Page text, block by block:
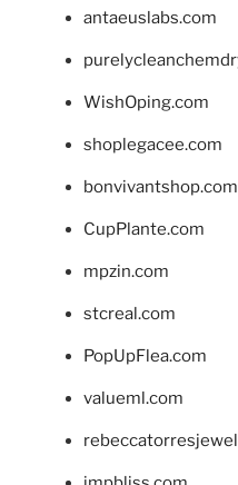
antaeuslabs.com
WishOping.com
shoplegacee.com
bonvivantshop.com
CupPlante.com
mpzin.com
stcreal.com
PopUpFlea.com
valueml.com